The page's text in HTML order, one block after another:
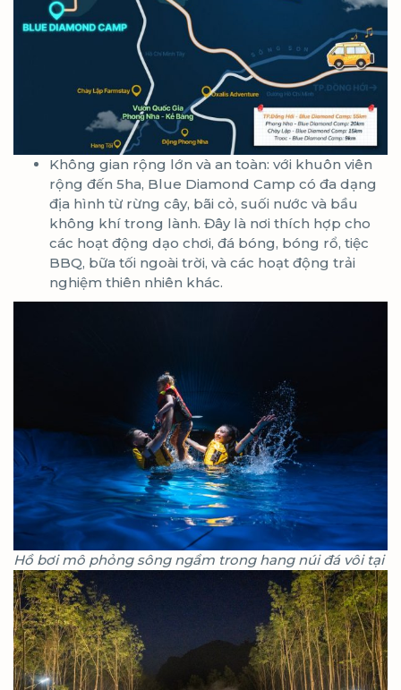
Không gian rộng lớn và an toàn: với khuôn viên
rộng đến 5ha, Blue Diamond Camp có đa dạng
địa hình từ rừng cây, bãi cỏ, suối nước và bầu
không khí trong lành. Đây là nơi thích hợp cho
các hoạt động dạo chơi, đá bóng, bóng rổ, tiệc
BBQ, bữa tối ngoài trời, và các hoạt động trải
nghiệm thiên nhiên khác.
Hồ bơi mô phỏng sông ngầm trong hang núi đá vôi tại